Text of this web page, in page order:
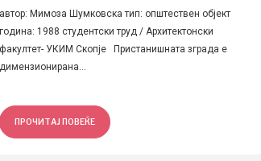
автор: Мимоза Шумковска тип: општествен објект
година: 1988 студентски труд / Архитектонски
факултет- УКИМ Скопје Пристанишната зграда е
димензионирана...
ПРОЧИТАЈ ПОВЕЌЕ